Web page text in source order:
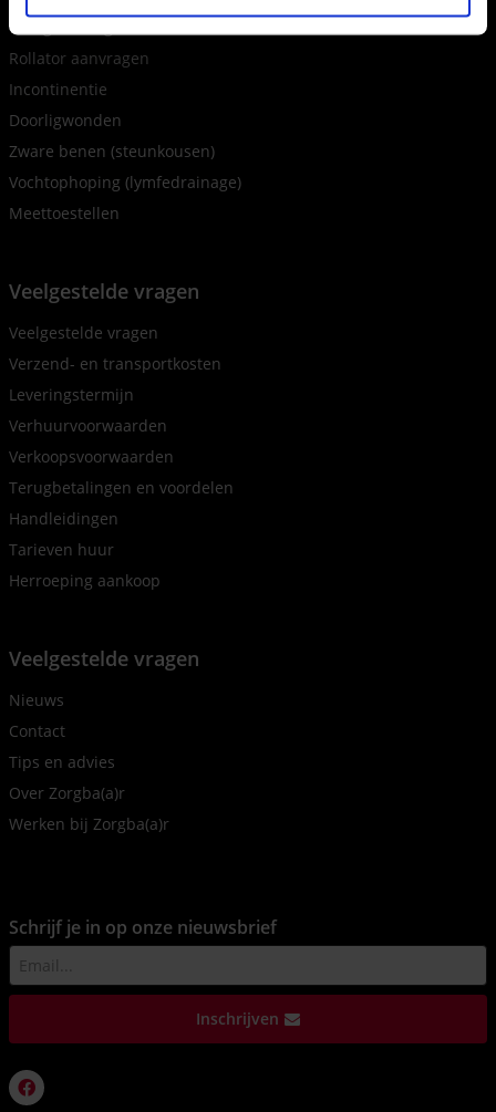
Terugbetaling rolstoel, rollator, scooter
Rollator aanvragen
Incontinentie
Doorligwonden
Zware benen (steunkousen)
Vochtophoping (lymfedrainage)
Meettoestellen
Veelgestelde vragen
Veelgestelde vragen
Verzend- en transportkosten
Leveringstermijn
Verhuurvoorwaarden
Verkoopsvoorwaarden
Terugbetalingen en voordelen
Handleidingen
Tarieven huur
Herroeping aankoop
Veelgestelde vragen
Nieuws
Contact
Tips en advies
Over Zorgba(a)r
Werken bij Zorgba(a)r
Schrijf je in op onze nieuwsbrief
Inschrijven